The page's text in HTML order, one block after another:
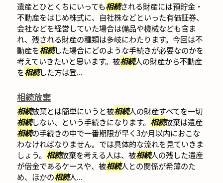
遺産とひとくちにいっても相続される財産には預貯金・
不動産をはじめ株式に、自社株などといった有価証券、
会社などを経営していた場合は備品や機械なども含ま
れ、残される財産の種類は多岐にわたります。今回は不
動産を相続した場合にどのような手続きが必要なのかを
考えていきたいと思います。被相続人の財産から不動産
を相続した方は登...
相続放棄
相続放棄とは簡単にいうと被相続人の財産すべてを一切
相続しない、という手続きになります。 相続放棄は遺産
相続の手続きの中で一番期限が早く3か月以内におこな
わなければなりません。では具体的な流れを見ていきま
しょう。 相続放棄を考える人は、被相続人の残した遺産
が借金であるケースや、被相続人との関係が希薄のた
め、ほかの相続人...